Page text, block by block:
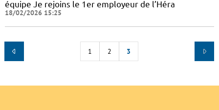
équipe Je rejoins le 1er employeur de l’Héra
18/02/2026 15:25
1 2 3